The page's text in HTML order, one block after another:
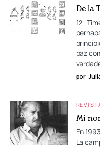
De la
12
paz
por
Mi
En
La